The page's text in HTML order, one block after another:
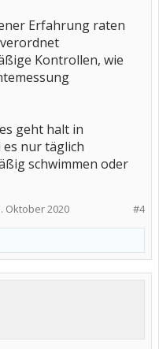
Erfahrung raten
Kontrollen, wie
geht halt in
nur täglich
schwimmen oder
#4
Oktober 2020